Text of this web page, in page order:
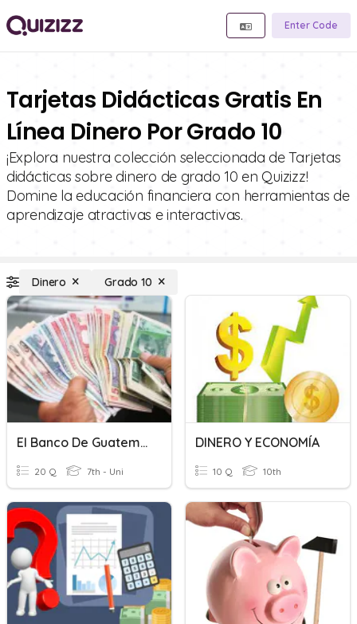
Enter Code
Tarjetas Didácticas Gratis En
Línea Dinero Por Grado 10
¡Explora nuestra colección seleccionada de Tarjetas
didácticas sobre dinero de grado 10 en Quizizz!
Domine la educación financiera con herramientas de
aprendizaje atractivas e interactivas.
Dinero Grado 10
El Banco De Guatemala
20 Q 7th - Uni
DINERO Y ECONOMÍA
10 Q 10th